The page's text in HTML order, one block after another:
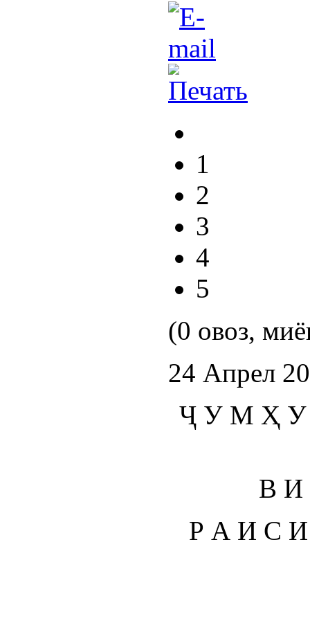
1
2
3
4
5
(0 овоз,
24 Апрел
Ҷ У М Ҳ У
В И
Р А И С